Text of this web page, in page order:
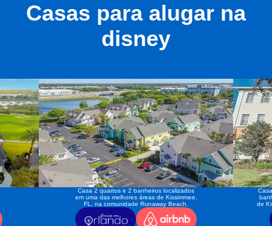
Casas para alugar na
disney
Casa 2 quartos e 2 banheiros localizados
em uma das melhores áreas de Kissimmee,
FL, na comunidade Runaway Beach.
de